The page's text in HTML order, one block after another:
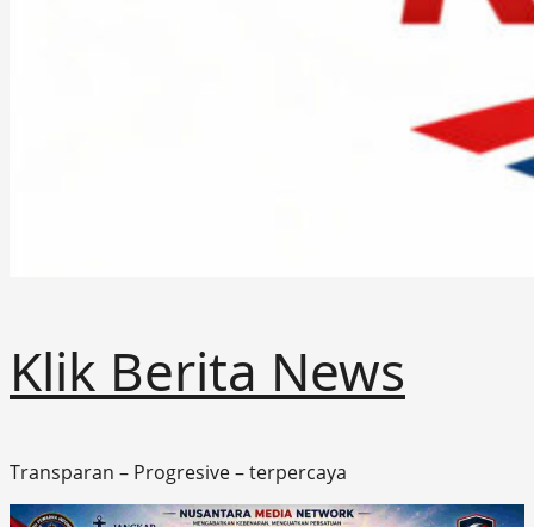
Klik Berita News
Transparan – Progresive – terpercaya